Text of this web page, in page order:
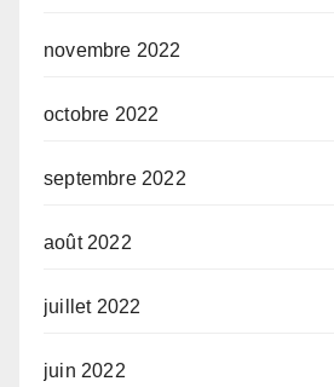
novembre 2022
octobre 2022
septembre 2022
août 2022
juillet 2022
juin 2022